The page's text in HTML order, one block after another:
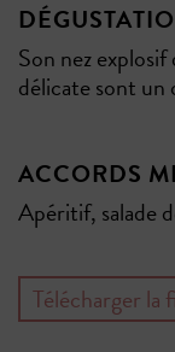
Son nez
délicate sont un
ACCORDS
Apéritif, salade
Télécharger la